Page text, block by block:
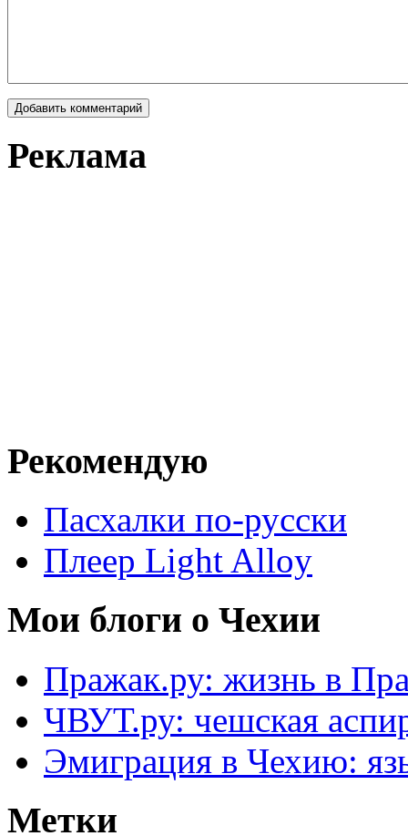
Реклама
Рекомендую
Пасхалки по-русски
Плеер Light Alloy
Мои блоги о Чехии
Пражак.ру: жизнь в
ЧВУТ.ру: чешская
Эмиграция в Чехию:
Метки